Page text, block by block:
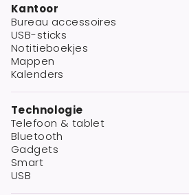
Kantoor
Bureau accessoires
USB-sticks
Notitieboekjes
Mappen
Kalenders
Technologie
Telefoon & tablet
Bluetooth
Gadgets
Smart
USB